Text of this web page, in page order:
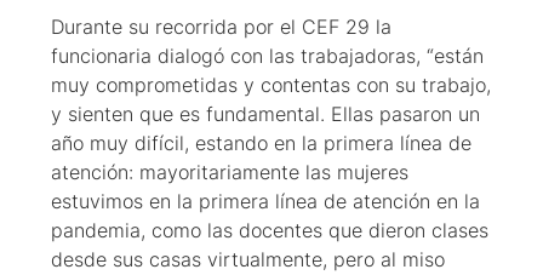
Durante su recorrida por el CEF 29 la
funcionaria dialogó con las trabajadoras, “están
muy comprometidas y contentas con su trabajo,
y sienten que es fundamental. Ellas pasaron un
año muy difícil, estando en la primera línea de
atención: mayoritariamente las mujeres
estuvimos en la primera línea de atención en la
pandemia, como las docentes que dieron clases
desde sus casas virtualmente, pero al miso